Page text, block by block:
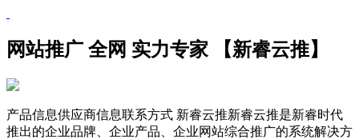
网站推广 全网 实力专家 【新睿云推】
产品信息供应商信息联系方式 新睿云推新睿云推是新睿时代
推出的企业品牌、企业产品、企业网站综合推广的系统解决方